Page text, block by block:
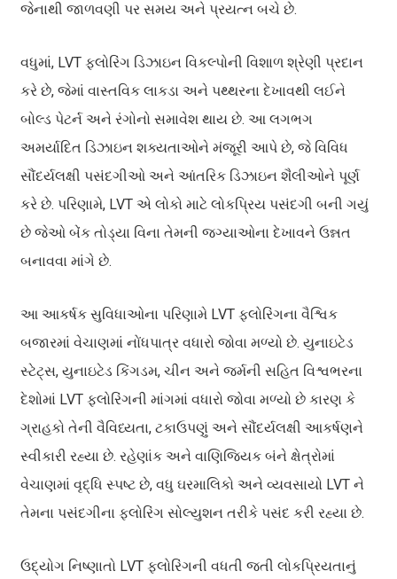
જેનાથી જાળવણી પર સમય અને પ્રયત્ન બચે છે.
વધુમાં, LVT ફ્લોરિંગ ડિઝાઇન વિકલ્પોની વિશાળ શ્રેણી પ્રદાન
કરે છે, જેમાં વાસ્તવિક લાકડા અને પથ્થરના દેખાવથી લઈને
બોલ્ડ પેટર્ન અને રંગોનો સમાવેશ થાય છે. આ લગભગ
અમર્યાદિત ડિઝાઇન શક્યતાઓને મંજૂરી આપે છે, જે વિવિધ
સૌંદર્યલક્ષી પસંદગીઓ અને આંતરિક ડિઝાઇન શૈલીઓને પૂર્ણ
કરે છે. પરિણામે, LVT એ લોકો માટે લોકપ્રિય પસંદગી બની ગયું
છે જેઓ બેંક તોડ્યા વિના તેમની જગ્યાઓના દેખાવને ઉન્નત
બનાવવા માંગે છે.
આ આકર્ષક સુવિધાઓના પરિણામે LVT ફ્લોરિંગના વૈશ્વિક
બજારમાં વેચાણમાં નોંધપાત્ર વધારો જોવા મળ્યો છે. યુનાઇટેડ
સ્ટેટ્સ, યુનાઇટેડ કિંગડમ, ચીન અને જર્મની સહિત વિશ્વભરના
દેશોમાં LVT ફ્લોરિંગની માંગમાં વધારો જોવા મળ્યો છે કારણ કે
ગ્રાહકો તેની વૈવિધ્યતા, ટકાઉપણું અને સૌંદર્યલક્ષી આકર્ષણને
સ્વીકારી રહ્યા છે. રહેણાંક અને વાણિજ્યિક બંને ક્ષેત્રોમાં
વેચાણમાં વૃદ્ધિ સ્પષ્ટ છે, વધુ ઘરમાલિકો અને વ્યવસાયો LVT ને
તેમના પસંદગીના ફ્લોરિંગ સોલ્યુશન તરીકે પસંદ કરી રહ્યા છે.
ઉદ્યોગ નિષ્ણાતો LVT ફ્લોરિંગની વધતી જતી લોકપ્રિયતાનું